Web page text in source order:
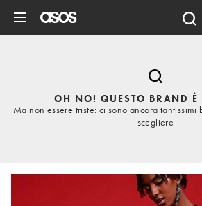
OH NO! QUESTO BRAND È
Ma non essere triste: ci sono ancora
scegliere